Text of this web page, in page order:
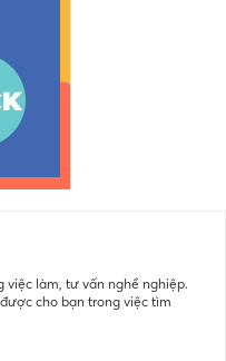
việc làm, tư vấn nghề nghiệp.
cho bạn trong việc tìm